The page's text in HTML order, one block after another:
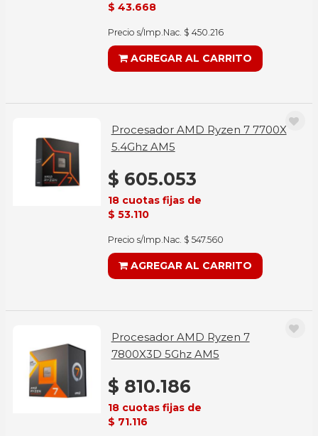
$ 43.668
Precio s/Imp.Nac. $ 450.216
AGREGAR AL CARRITO
Procesador AMD Ryzen 7 7700X
5.4Ghz AM5
$ 605.053
18 cuotas fijas de
$ 53.110
Precio s/Imp.Nac. $ 547.560
AGREGAR AL CARRITO
Procesador AMD Ryzen 7
7800X3D 5Ghz AM5
$ 810.186
18 cuotas fijas de
$ 71.116